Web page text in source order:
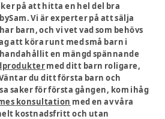
på att hitta en hel del bra
Vi är experter på att sälja
barn, och vi vet vad som behövs
att köra runt med små barn i
en mängd spännande
med ditt barn roligare,
du ditt första barn och
saker för första gången, kom ihåg
konsultation med en av våra
kostnadsfritt och utan